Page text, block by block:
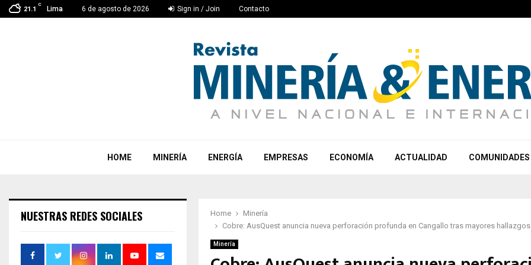
21.1
C
Lima 6 de agosto de 2026 Sign in / Join Contacto
HOME MINERÍA ENERGÍA EMPRESAS ECONOMÍA ACTUALIDAD COMUNIDADES
Home
Minería
Cobre: AusQuest anuncia nueva perforación profunda en Cangallo tras mayores hallazgos
Minería
NUESTRAS REDES SOCIALES